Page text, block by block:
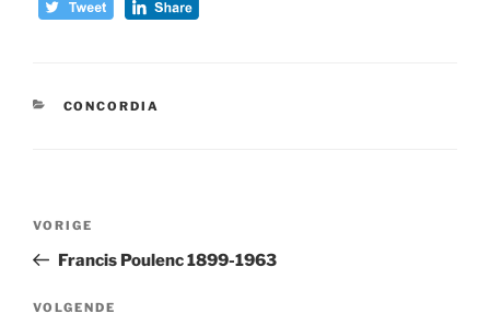
CATEGORIEËN
CONCORDIA
Vorig
bericht
VORIGE
Francis Poulenc 1899-1963
Volgend
VOLGENDE